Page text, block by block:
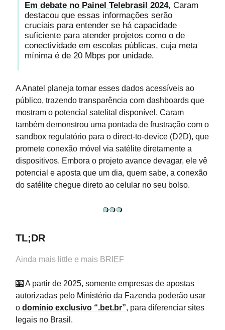
Em debate no Painel Telebrasil 2024, Caram
destacou que essas informações serão
cruciais para entender se há capacidade
suficiente para atender projetos como o de
conectividade em escolas públicas, cuja meta
mínima é de 20 Mbps por unidade.
A Anatel planeja tornar esses dados acessíveis ao
público, trazendo transparência com dashboards que
mostram o potencial satelital disponível. Caram
também demonstrou uma pontada de frustração com o
sandbox regulatório para o direct-to-device (D2D), que
promete conexão móvel via satélite diretamente a
dispositivos. Embora o projeto avance devagar, ele vê
potencial e aposta que um dia, quem sabe, a conexão
do satélite chegue direto ao celular no seu bolso.
TL;DR
Ainda mais little e mais BRIEF
🎰 A partir de 2025, somente empresas de apostas
autorizadas pelo Ministério da Fazenda poderão usar
o domínio exclusivo “.bet.br”, para diferenciar sites
legais no Brasil.